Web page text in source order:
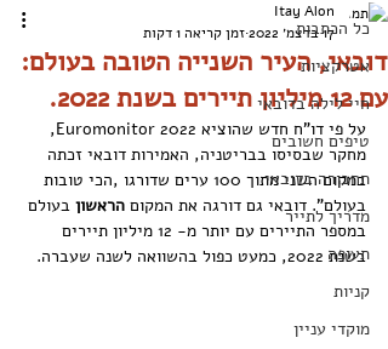
כל הכתבות
אטרקציות
חיי לילה בדובאי
טיפים חשובים
תחבורה בדובאי
מדריך לתייר
תעופה
קניות
מוקדי עניין
דובאי, העיר השנייה הטובה בעולם:
עם 12 מיליון תיירים בשנת 2022.
Itay Alon
17 בדצמ׳ 2022
זמן קריאה 1 דקות
על פי דו"ח חדש שהוציא Euromonitor 2022,
מחקר שבסיסו בבריטניה, האמירות דובאי זכתה
במקום השני מתוך 100 ערים שדורגו ,הכי טובות
בעולם". דובאי גם דורגה את המקום הראשון בעולם
במספר התיירים עם יותר מ- 12 מיליון תיירים
בשנת 2022, כמעט כפול בהשוואה לשנה שעברה.